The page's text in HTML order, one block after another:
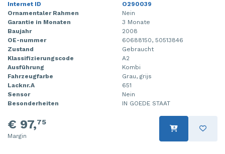
Internet ID
O290039
Ornamentaler Rahmen
Nein
Garantie in Monaten
3 Monate
Baujahr
2008
OE-nummer
60688150, 50513846
Zustand
Gebraucht
Klassifizierungscode
A2
Ausführung
Kombi
Fahrzeugfarbe
Grau, grijs
Lacknr.A
651
Sensor
Nein
Besonderheiten
IN GOEDE STAAT
€ 97,75
Margin